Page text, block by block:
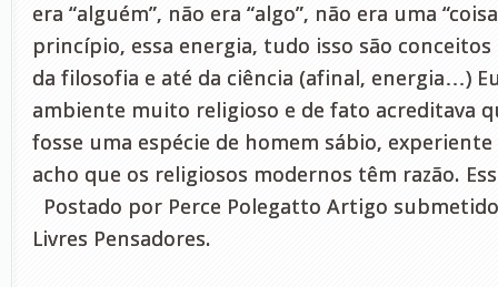
era “alguém”, não era “algo”, não era uma
princípio, essa energia, tudo isso são conceitos
da filosofia e até da ciência (afinal, energia…)
ambiente muito religioso e de fato acreditava
fosse uma espécie de homem sábio,
acho que os religiosos modernos têm razão.
Postado por Perce Polegatto Artigo
Livres Pensadores.